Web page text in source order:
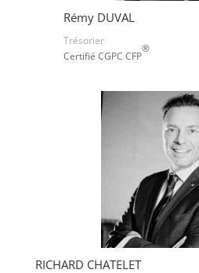
Rémy DUVAL
Trésorier
Certifié CGPC CFP
®
RICHARD CHATELET